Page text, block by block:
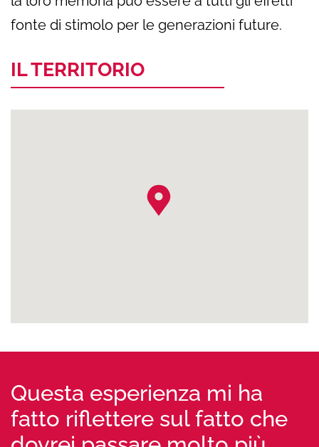
fonte di stimolo per le generazioni future.
IL TERRITORIO
Questa esperienza mi ha
fatto riflettere sul fatto che